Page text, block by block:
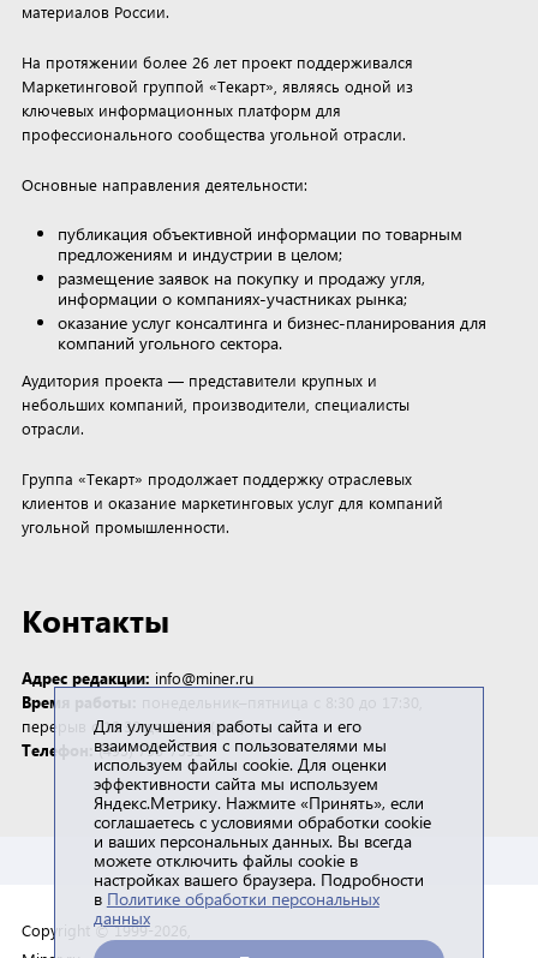
материалов России.
На протяжении более 26 лет проект поддерживался
Маркетинговой группой «Текарт», являясь одной из
ключевых информационных платформ для
профессионального сообщества угольной отрасли.
Основные направления деятельности:
публикация объективной информации по товарным
предложениям и индустрии в целом;
размещение заявок на покупку и продажу угля,
информации о компаниях-участниках рынка;
оказание услуг консалтинга и бизнес-планирования для
компаний угольного сектора.
Аудитория проекта — представители крупных и
небольших компаний, производители, специалисты
отрасли.
Группа «Текарт» продолжает поддержку отраслевых
клиентов и оказание маркетинговых услуг для компаний
угольной промышленности.
Контакты
Адрес редакции: info@miner.ru
Время работы:
перерыв с 12:30 до 13:30 (мск)
Телефон: (495) 790-7591
Copyright © 1999-2026,
Для улучшения работы сайта и его
взаимодействия с пользователями мы
используем файлы cookie. Для оценки
эффективности сайта мы используем
Яндекс.Метрику. Нажмите «Принять», если
соглашаетесь с условиями обработки cookie
и ваших персональных данных. Вы всегда
можете отключить файлы cookie в
настройках вашего браузера. Подробности
в Политике обработки персональных
данных